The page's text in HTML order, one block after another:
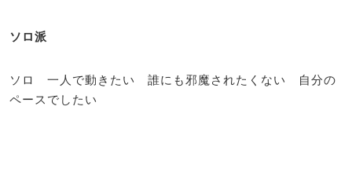
ソロ派
ソロ 一人で動きたい 誰にも邪魔されたくない 自分の
ペースでしたい